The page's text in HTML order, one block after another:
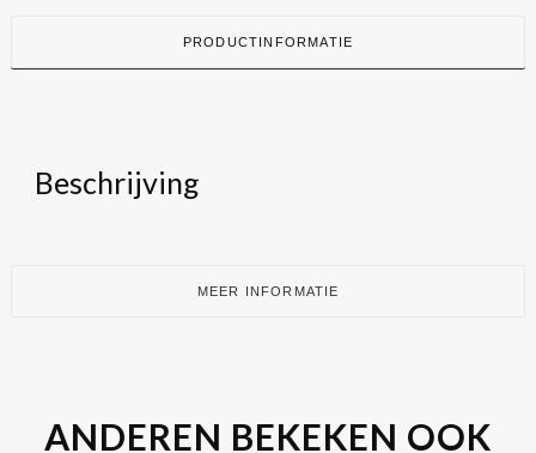
PRODUCTINFORMATIE
Beschrijving
MEER INFORMATIE
ANDEREN BEKEKEN OOK